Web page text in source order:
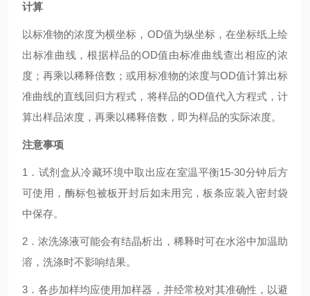
计算
以标准物的浓度为横坐标，OD值为纵坐标，在坐标纸上绘
出标准曲线，根据样品的OD值由标准曲线查出相应的浓
度；再乘以稀释倍数；或用标准物的浓度与OD值计算出标
准曲线的直线回归方程式，将样品的OD值代入方程式，计
算出样品浓度，再乘以稀释倍数，即为样品的实际浓度。
注意事项
1．试剂盒从冷藏环境中取出应在室温平衡15-30分钟后方
可使用，酶标包被板开封后如未用完，板条应装入密封袋
中保存。
2．浓洗涤液可能会有结晶析出，稀释时可在水浴中加温助
溶，洗涤时不影响结果。
3．各步加样均应使用加样器，并经常校对其准确性，以避